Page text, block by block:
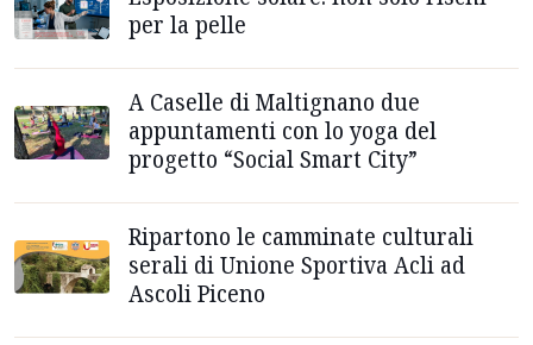
per la pelle
A Caselle di Maltignano due
appuntamenti con lo yoga del
progetto “Social Smart City”
Ripartono le camminate culturali
serali di Unione Sportiva Acli ad
Ascoli Piceno